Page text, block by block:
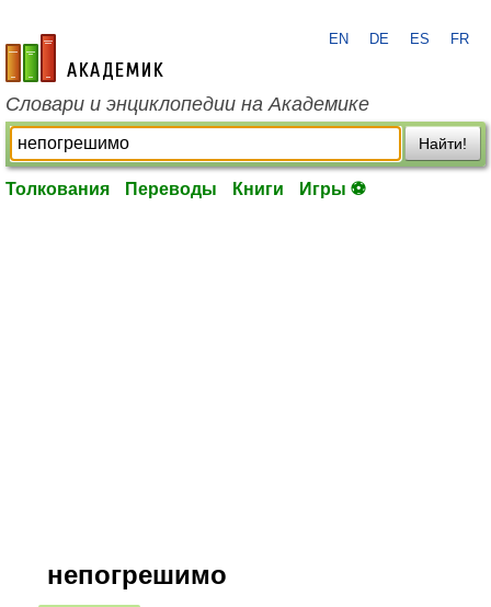
academic.ru
EN DE ES FR
Словари и энциклопедии на Академике
Найти!
Толкования Переводы Книги Игры ⚽
непогрешимо